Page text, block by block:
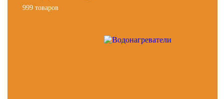
999 товаров